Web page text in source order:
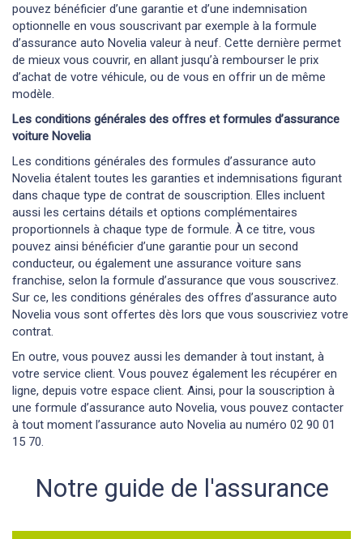
pouvez bénéficier d’une garantie et d’une indemnisation
optionnelle en vous souscrivant par exemple à la formule
d’assurance auto Novelia valeur à neuf. Cette dernière permet
de mieux vous couvrir, en allant jusqu’à rembourser le prix
d’achat de votre véhicule, ou de vous en offrir un de même
modèle.
Les conditions générales des offres et formules d’assurance
voiture Novelia
Les conditions générales des formules d’assurance auto
Novelia étalent toutes les garanties et indemnisations figurant
dans chaque type de contrat de souscription. Elles incluent
aussi les certains détails et options complémentaires
proportionnels à chaque type de formule. À ce titre, vous
pouvez ainsi bénéficier d’une garantie pour un second
conducteur, ou également une assurance voiture sans
franchise, selon la formule d’assurance que vous souscrivez.
Sur ce, les conditions générales des offres d’assurance auto
Novelia vous sont offertes dès lors que vous souscriviez votre
contrat.
En outre, vous pouvez aussi les demander à tout instant, à
votre service client. Vous pouvez également les récupérer en
ligne, depuis votre espace client. Ainsi, pour la souscription à
une formule d’assurance auto Novelia, vous pouvez contacter
à tout moment l’assurance auto Novelia au numéro 02 90 01
15 70.
Notre guide de l'assurance